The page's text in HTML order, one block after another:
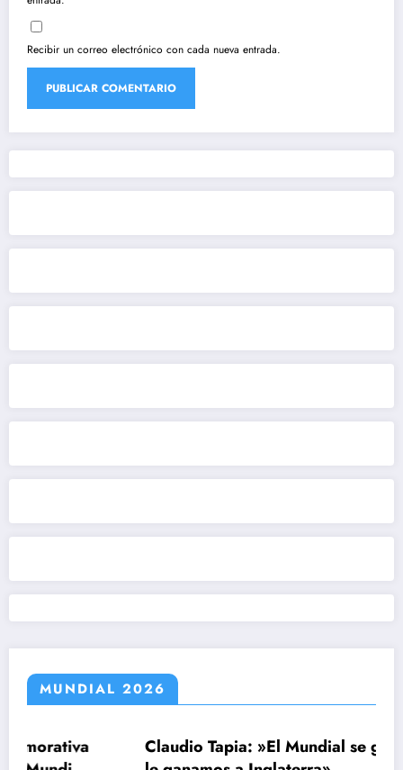
Recibir un correo electrónico con cada nueva entrada.
MUNDIAL 2026
Claudio Tapia: »El Mundial se ganó cuando